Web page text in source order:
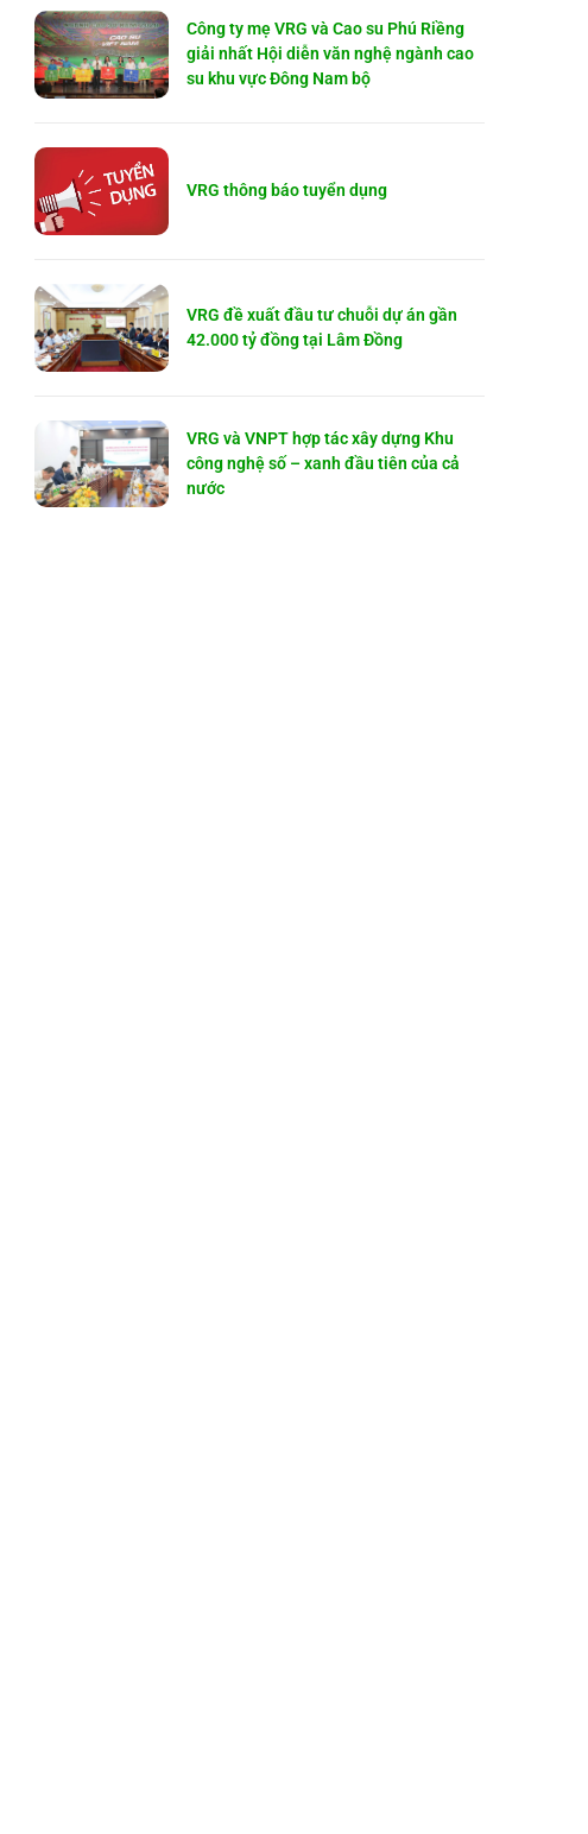
Công ty mẹ VRG và Cao su Phú Riềng
giải nhất Hội diễn văn nghệ ngành cao
su khu vực Đông Nam bộ
VRG thông báo tuyển dụng
VRG đề xuất đầu tư chuỗi dự án gần
42.000 tỷ đồng tại Lâm Đồng
VRG và VNPT hợp tác xây dựng Khu
công nghệ số – xanh đầu tiên của cả
nước